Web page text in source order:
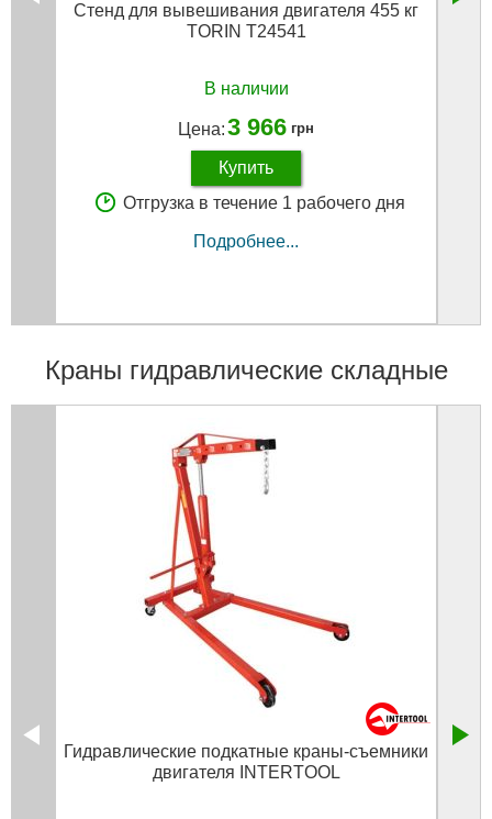
Стенд для вывешивания двигателя 455 кг
TORIN T24541
В наличии
Цена:3 966 грн
Купить
Отгрузка в течение 1 рабочего дня
Подробнее...
Краны гидравлические складные
Гидравлические подкатные краны-съемники
двигателя INTERTOOL